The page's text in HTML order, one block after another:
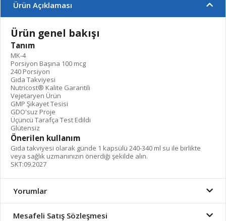
Ürün Açıklaması
Ürün genel bakışı
Tanım
MK-4
Porsiyon Başına 100 mcg
240 Porsiyon
Gıda Takviyesi
Nutricost® Kalite Garantili
Vejetaryen Ürün
GMP Şikayet Tesisi
GDO'suz Proje
Üçüncü Tarafça Test Edildi
Glütensiz
Önerilen kullanım
Gıda takviyesi olarak günde 1 kapsülü 240-340 ml su ile birlikte
veya sağlık uzmanınızın önerdiği şekilde alın.
SKT:09.2027
Yorumlar
Mesafeli Satış Sözleşmesi